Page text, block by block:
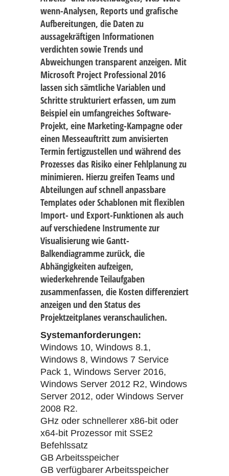
wenn-Analysen, Reports und grafische
Aufbereitungen, die Daten zu
aussagekräftigen Informationen
verdichten sowie Trends und
Abweichungen transparent anzeigen. Mit
Microsoft Project Professional 2016
lassen sich sämtliche Variablen und
Schritte strukturiert erfassen, um zum
Beispiel ein umfangreiches Software-
Projekt, eine Marketing-Kampagne oder
einen Messeauftritt zum anvisierten
Termin fertigzustellen und während des
Prozesses das Risiko einer Fehlplanung zu
minimieren. Hierzu greifen Teams und
Abteilungen auf schnell anpassbare
Templates oder Schablonen mit flexiblen
Import- und Export-Funktionen als auch
auf verschiedene Instrumente zur
Visualisierung wie Gantt-
Balkendiagramme zurück, die
Abhängigkeiten aufzeigen,
wiederkehrende Teilaufgaben
zusammenfassen, die Kosten differenziert
anzeigen und den Status des
Projektzeitplanes veranschaulichen.
Systemanforderungen:
Windows 10, Windows 8.1,
Windows 8, Windows 7 Service
Pack 1, Windows Server 2016,
Windows Server 2012 R2, Windows
Server 2012, oder Windows Server
2008 R2.
GHz oder schnellerer x86-bit oder
x64-bit Prozessor mit SSE2
Befehlssatz
GB Arbeitsspeicher
GB verfügbarer Arbeitsspeicher